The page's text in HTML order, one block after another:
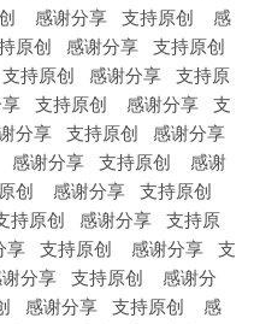
感谢分享 支持原创 感
原创 感谢分享 支持原创
持原创 感谢分享 支持原
支持原创 感谢分享 支
分享 支持原创 感谢分享
谢分享 支持原创 感谢
创 感谢分享 支持原创
持原创 感谢分享 支持原
支持原创 感谢分享 支
分享 支持原创 感谢分
感谢分享 支持原创 感